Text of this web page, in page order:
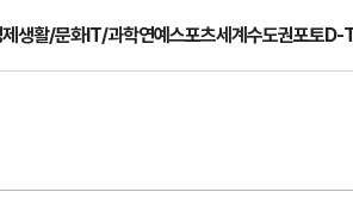
생활/문화IT/과학연예스포츠세계수도권포토D-